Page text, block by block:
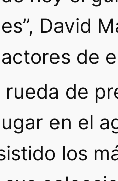
David
de
rueda de
en el
los